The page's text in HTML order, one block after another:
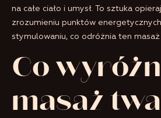
na całe ciało i umysł. To sztuka
zrozumieniu punktów
stymulowaniu, co odróżnia ten masaż
Co
masaż